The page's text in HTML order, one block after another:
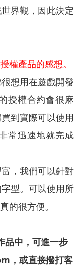
界觀，因此決定
權產品的感想。
想用在遊戲開發
授權合約會很麻
到實際可以使用
常迅速地就完成
，我們可以針對
型。可以使用所
的很方便。
品中，可進一步
，或直接撥打客